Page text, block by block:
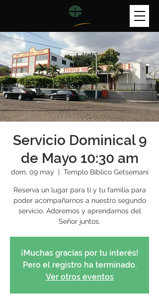
Servicio Dominical 9
de Mayo 10:30 am
dom, 09 may
  |
Templo Bíblico Getsemaní
Reserva un lugar para ti y tu familia para
poder acompañarnos a nuestro segundo
servicio. Adoremos y aprendamos del
Señor juntos.
¡Muchas gracias por tu interés!
Pero el registro ha terminado.
Ver otros eventos